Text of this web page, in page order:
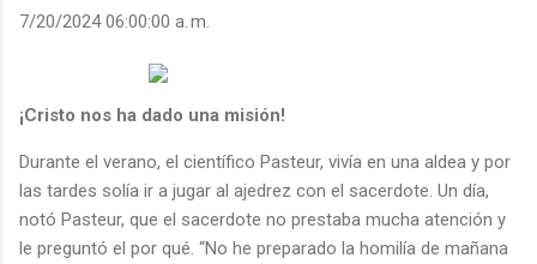
7/20/2024 06:00:00 a. m.
¡Cristo nos ha dado una misión!
Durante el verano, el científico Pasteur, vivía en una aldea y por
las tardes solía ir a jugar al ajedrez con el sacerdote. Un día,
notó Pasteur, que el sacerdote no prestaba mucha atención y
le preguntó el por qué. “No he preparado la homilía de mañana